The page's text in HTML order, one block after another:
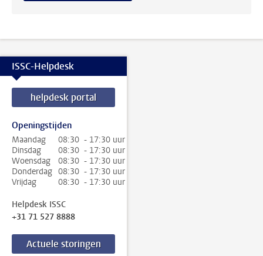
ISSC-Helpdesk
helpdesk portal
Openingstijden
Maandag
08:30 - 17:30 uur
Dinsdag
08:30 - 17:30 uur
Woensdag
08:30 - 17:30 uur
Donderdag 08:30 - 17:30 uur
Vrijdag
08:30 - 17:30 uur
Helpdesk ISSC
+31 71 527 8888
Actuele storingen